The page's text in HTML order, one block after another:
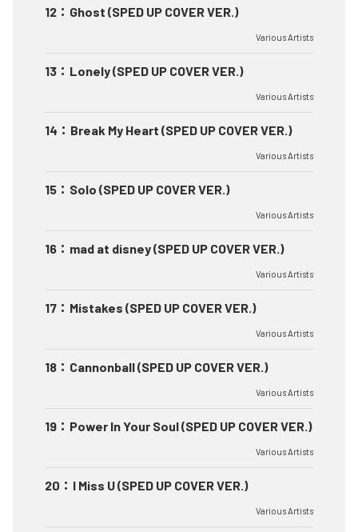
12 ： Ghost (SPED UP COVER VER.)
Various Artists
13 ： Lonely (SPED UP COVER VER.)
Various Artists
14 ： Break My Heart (SPED UP COVER VER.)
Various Artists
15 ： Solo (SPED UP COVER VER.)
Various Artists
16 ： mad at disney (SPED UP COVER VER.)
Various Artists
17 ： Mistakes (SPED UP COVER VER.)
Various Artists
18 ： Cannonball (SPED UP COVER VER.)
Various Artists
19 ： Power In Your Soul (SPED UP COVER VER.)
Various Artists
20 ： I Miss U (SPED UP COVER VER.)
Various Artists